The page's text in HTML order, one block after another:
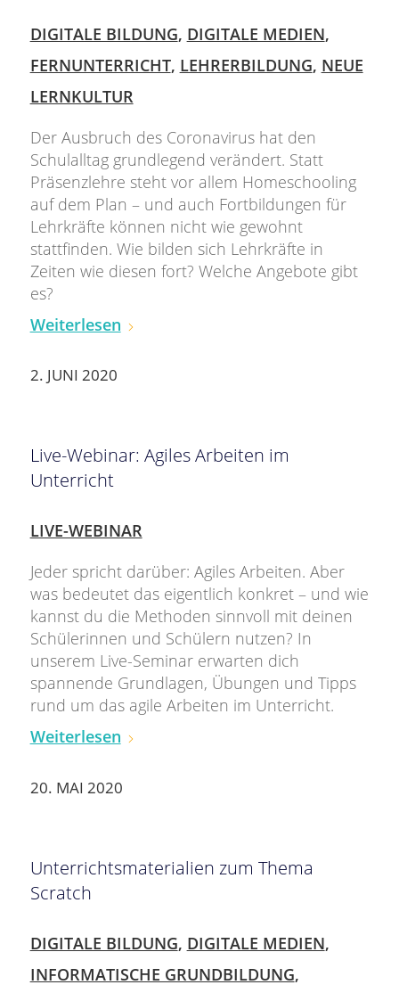
DIGITALE BILDUNG, DIGITALE MEDIEN,
FERNUNTERRICHT, LEHRERBILDUNG, NEUE
LERNKULTUR
Der Ausbruch des Coronavirus hat den
Schulalltag grundlegend verändert. Statt
Präsenzlehre steht vor allem Homeschooling
auf dem Plan – und auch Fortbildungen für
Lehrkräfte können nicht wie gewohnt
stattfinden. Wie bilden sich Lehrkräfte in
Zeiten wie diesen fort? Welche Angebote gibt
es?
Weiterlesen
2. JUNI 2020
Live-Webinar: Agiles Arbeiten im
Unterricht
LIVE-WEBINAR
Jeder spricht darüber: Agiles Arbeiten. Aber
was bedeutet das eigentlich konkret – und wie
kannst du die Methoden sinnvoll mit deinen
Schülerinnen und Schülern nutzen? In
unserem Live-Seminar erwarten dich
spannende Grundlagen, Übungen und Tipps
rund um das agile Arbeiten im Unterricht.
Weiterlesen
20. MAI 2020
Unterrichtsmaterialien zum Thema
Scratch
DIGITALE BILDUNG, DIGITALE MEDIEN,
INFORMATISCHE GRUNDBILDUNG,